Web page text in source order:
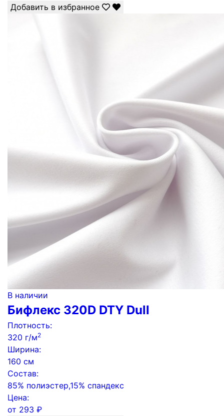
Добавить в избранное
В наличии
Бифлекс 320D DTY Dull
Плотность:
320 г/м2
Ширина:
160 см
Состав:
85% полиэстер,15% спандекс
Цена:
от 293 ₽